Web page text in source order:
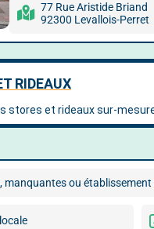
77 Rue Aristide Briand
92300 Levallois-Perret
ou établissement